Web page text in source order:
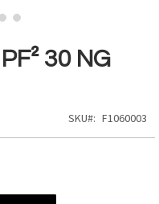
30 NG
SKU F1060003